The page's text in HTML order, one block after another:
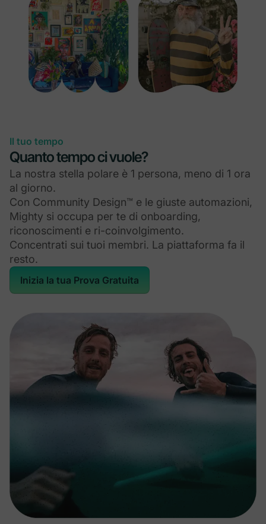
Il tuo tempo
Quanto tempo ci vuole?
La nostra stella polare è 1 persona, meno di 1 ora
al giorno.
Con Community Design™ e le giuste automazioni,
Mighty si occupa per te di onboarding,
riconoscimenti e ri-coinvolgimento.
Concentrati sui tuoi membri. La piattaforma fa il
resto.
Inizia la tua Prova Gratuita